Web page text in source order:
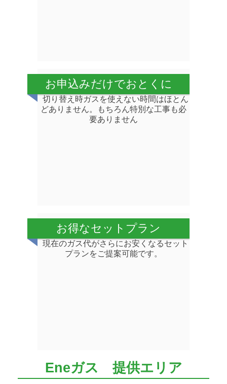
お申込みだけでおとくに
切り替え時ガスを使えない時間はほとん
どありません。もちろん特別な工事も必
要ありません
お得なセットプラン
現在のガス代がさらにお安くなるセット
プランをご提案可能です。
Eneガス 提供エリア